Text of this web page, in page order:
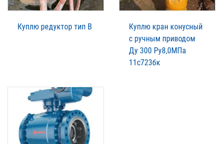
Куплю редуктор тип В
Куплю кран конусный
с ручным приводом
Ду 300 Ру8,0МПа
11с723бк